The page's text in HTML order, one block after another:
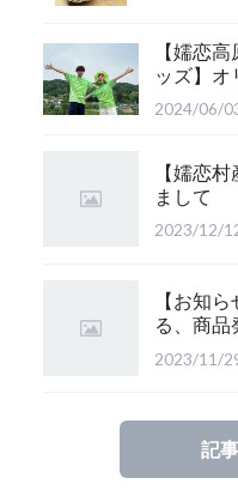
【嬬恋
ッズ】
のお知ら
2024/06/
【嬬恋
まして
2023/12/
【お知
る、商品
2023/11/
記